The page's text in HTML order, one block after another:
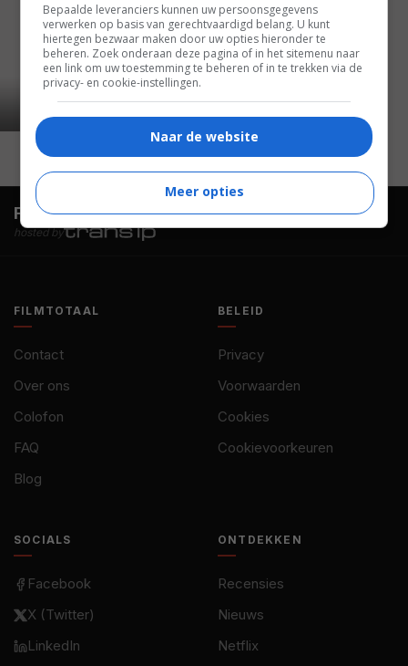
FilmTotaal.Hét online filmoverzicht.
hosted by
FILMTOTAAL
Contact
Over ons
Colofon
FAQ
Blog
BELEID
Privacy
Voorwaarden
Cookies
Cookievoorkeuren
SOCIALS
Facebook
X (Twitter)
LinkedIn
ONTDEKKEN
Recensies
Nieuws
Netflix
Bepaalde leveranciers kunnen uw persoonsgegevens
verwerken op basis van gerechtvaardigd belang. U kunt
hiertegen bezwaar maken door uw opties hieronder te
beheren. Zoek onderaan deze pagina of in het sitemenu naar
een link om uw toestemming te beheren of in te trekken via de
privacy- en cookie-instellingen.
Naar de website
Meer opties